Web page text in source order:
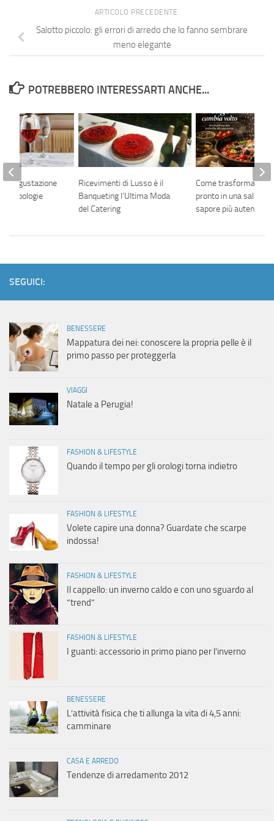
ARTICOLO PRECEDENTE
Salotto piccolo: gli errori di arredo che lo fanno sembrare
meno elegante
POTREBBERO INTERESSARTI ANCHE...
Ricevimenti di Lusso è il
Banqueting l’Ultima Moda
del Catering
Come trasformare
pronto in una salsa
sapore più autentico
la degustazione
tipologie
SEGUICI:
BENESSERE
Mappatura dei nei: conoscere la propria pelle è il
primo passo per proteggerla
VIAGGI
Natale a Perugia!
FASHION & LIFESTYLE
Quando il tempo per gli orologi torna indietro
FASHION & LIFESTYLE
Volete capire una donna? Guardate che scarpe
indossa!
FASHION & LIFESTYLE
Il cappello: un inverno caldo e con uno sguardo al
“trend”
FASHION & LIFESTYLE
I guanti: accessorio in primo piano per l’inverno
BENESSERE
L’attività fisica che ti allunga la vita di 4,5 anni:
camminare
CASA E ARREDO
Tendenze di arredamento 2012